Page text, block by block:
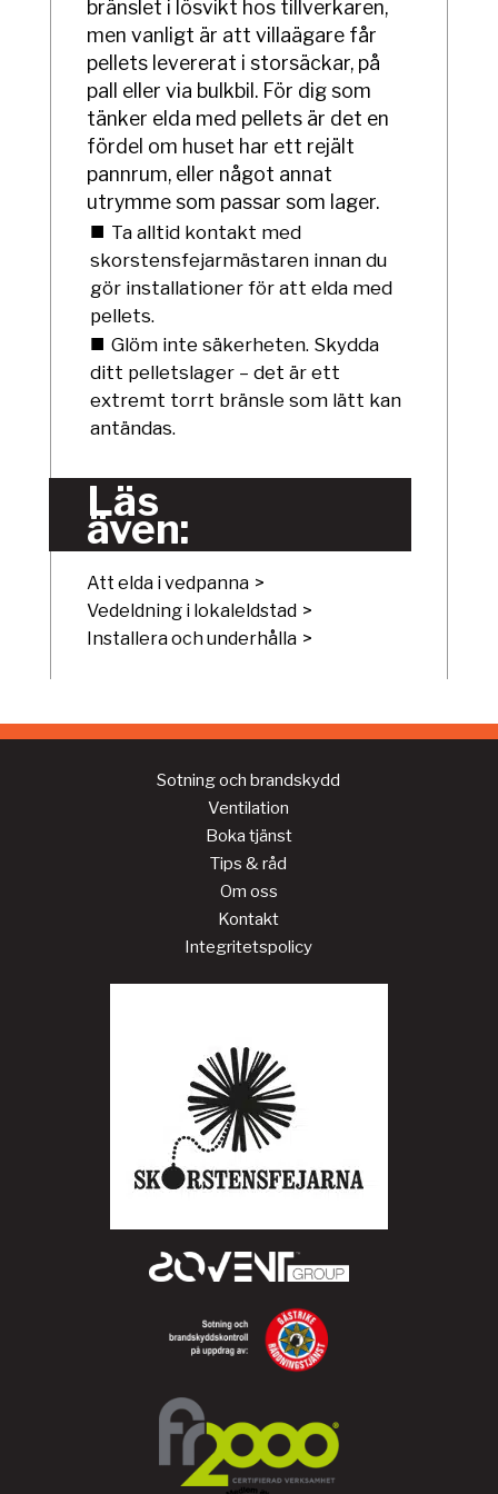
bränslet i lösvikt hos tillverkaren,
men vanligt är att villaägare får
pellets levererat i storsäckar, på
pall eller via bulkbil. För dig som
tänker elda med pellets är det en
fördel om huset har ett rejält
pannrum, eller något annat
utrymme som passar som lager.
Ta alltid kontakt med
skorstensfejarmästaren innan du
gör installationer för att elda med
pellets.
Glöm inte säkerheten. Skydda
ditt pelletslager – det är ett
extremt torrt bränsle som lätt kan
antändas.
Läs
även:
Att elda i vedpanna
Vedeldning i lokaleldstad
Installera och underhålla
Sotning och brandskydd
Ventilation
Boka tjänst
Tips & råd
Om oss
Kontakt
Integritetspolicy